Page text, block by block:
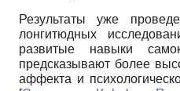
Результаты уже
лонгитюдных
развитые навыки
предсказывают более
аффекта и